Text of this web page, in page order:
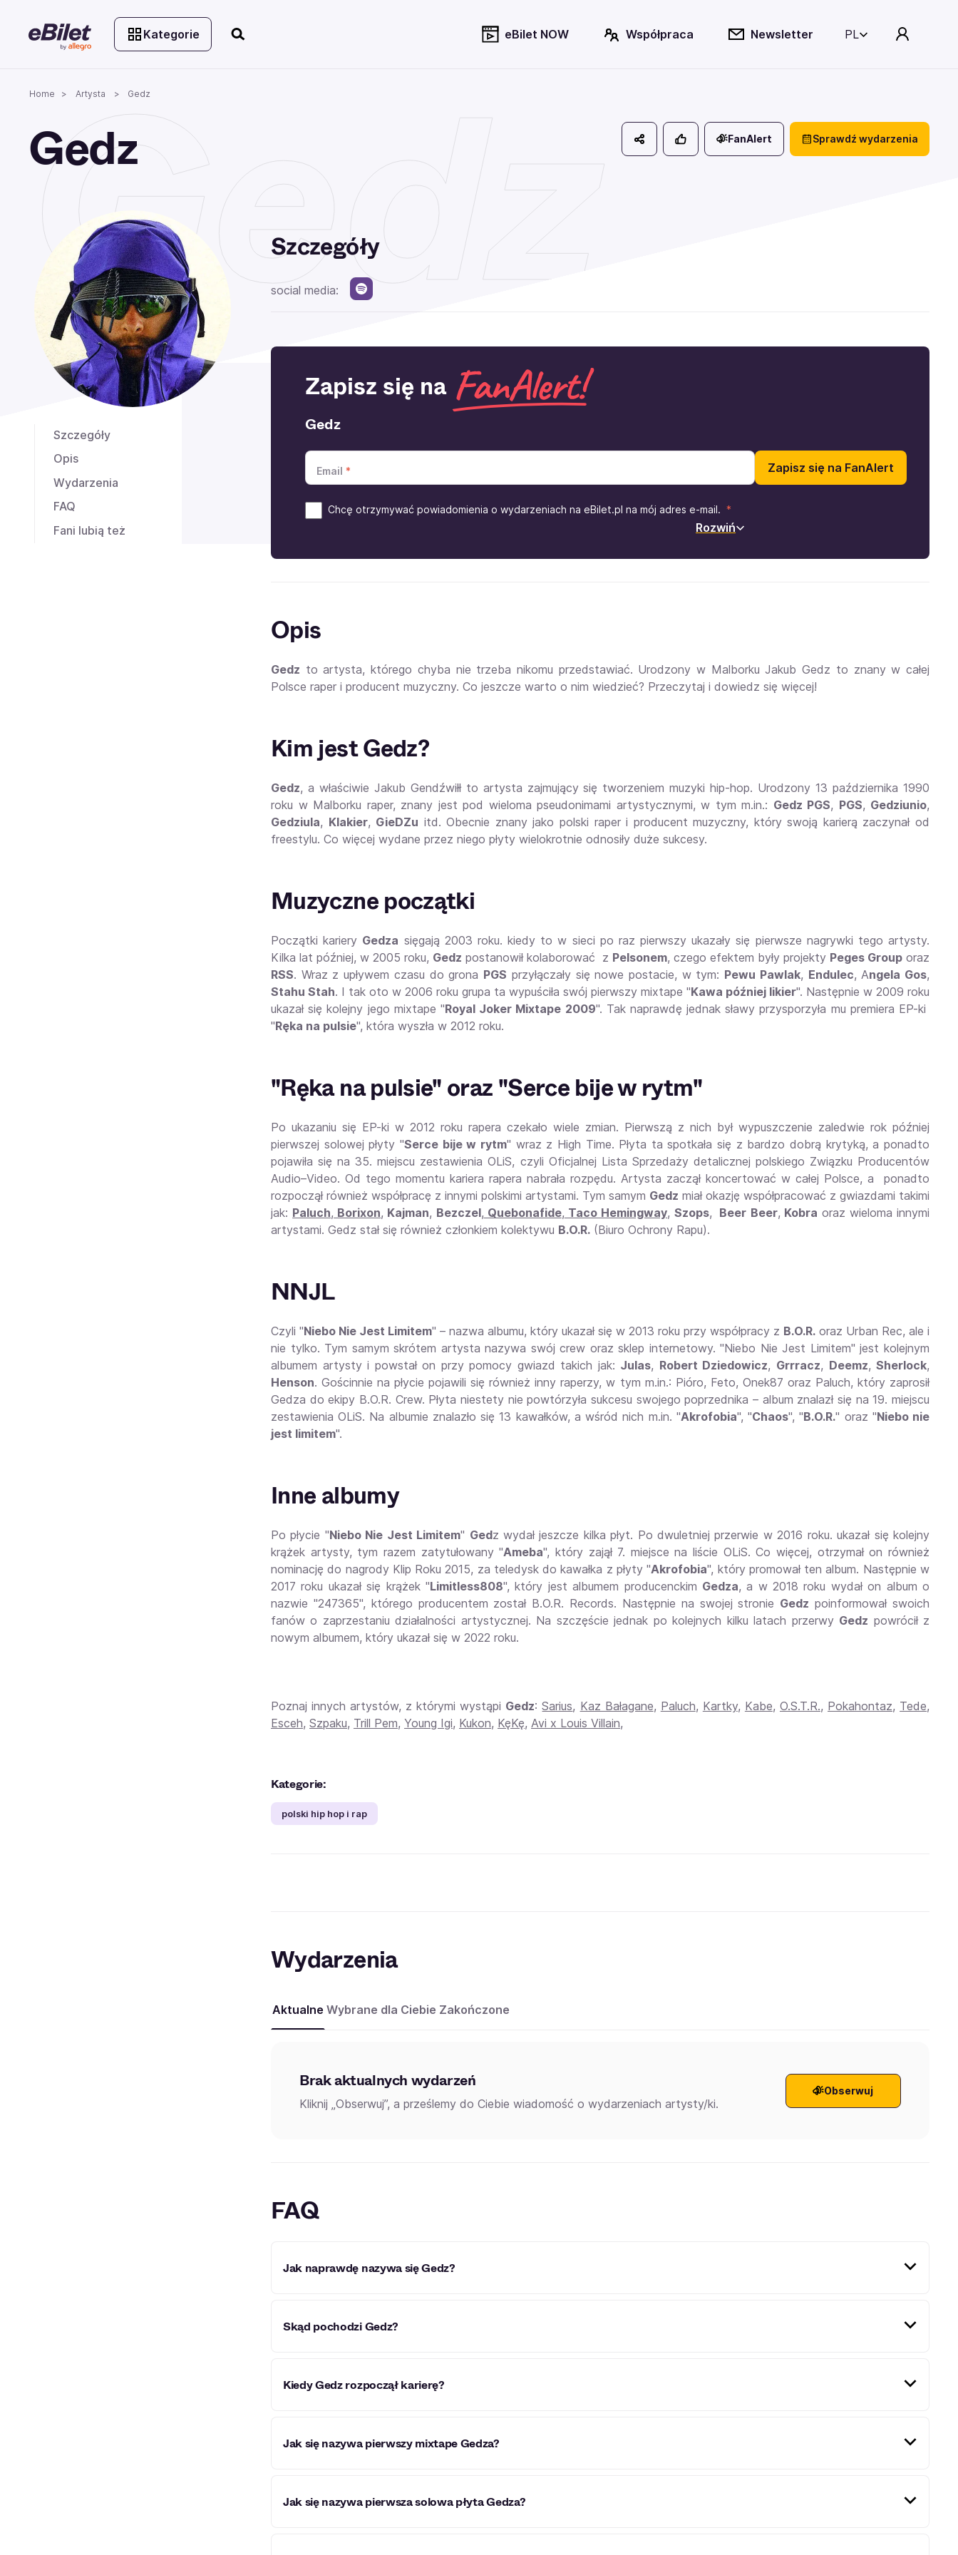
Kategorie eBilet NOW Współpraca Newsletter PL
Home Artysta Gedz
Gedz
Gedz FanAlert Sprawdź wydarzenia
Szczegóły
Opis
Wydarzenia
FAQ
Fani lubią też
Szczegóły
social media:
Zapisz się na
Gedz
Email Zapisz się na FanAlert
Chcę otrzymywać powiadomienia o wydarzeniach na eBilet.pl na mój adres e-mail.
Rozwiń
Opis
Gedz to artysta, którego chyba nie trzeba nikomu przedstawiać. Urodzony w Malborku Jakub Gedz to znany w całej
Polsce raper i producent muzyczny. Co jeszcze warto o nim wiedzieć? Przeczytaj i dowiedz się więcej!
Kim jest Gedz?
Gedz, a właściwie Jakub Gendźwiłł to artysta zajmujący się tworzeniem muzyki hip-hop. Urodzony 13 października 1990
roku w Malborku raper, znany jest pod wieloma pseudonimami artystycznymi, w tym m.in.: Gedz PGS, PGS, Gedziunio,
Gedziula, Klakier, GieDZu itd. Obecnie znany jako polski raper i producent muzyczny, który swoją karierą zaczynał od
freestylu. Co więcej wydane przez niego płyty wielokrotnie odnosiły duże sukcesy.
Muzyczne początki
Początki kariery Gedza sięgają 2003 roku. kiedy to w sieci po raz pierwszy ukazały się pierwsze nagrywki tego artysty.
Kilka lat później, w 2005 roku, Gedz postanowił kolaborować z Pelsonem, czego efektem były projekty Peges Group oraz
RSS. Wraz z upływem czasu do grona PGS przyłączały się nowe postacie, w tym: Pewu Pawlak, Endulec, Angela Gos,
Stahu Stah. I tak oto w 2006 roku grupa ta wypuściła swój pierwszy mixtape "Kawa później likier". Następnie w 2009 roku
ukazał się kolejny jego mixtape "Royal Joker Mixtape 2009". Tak naprawdę jednak sławy przysporzyła mu premiera EP-ki
"Ręka na pulsie", która wyszła w 2012 roku.
"Ręka na pulsie" oraz "Serce bije w rytm"
Po ukazaniu się EP-ki w 2012 roku rapera czekało wiele zmian. Pierwszą z nich był wypuszczenie zaledwie rok później
pierwszej solowej płyty "Serce bije w rytm" wraz z High Time. Płyta ta spotkała się z bardzo dobrą krytyką, a ponadto
pojawiła się na 35. miejscu zestawienia OLiS, czyli Oficjalnej Lista Sprzedaży detalicznej polskiego Związku Producentów
Audio–Video. Od tego momentu kariera rapera nabrała rozpędu. Artysta zaczął koncertować w całej Polsce, a ponadto
rozpoczął również współpracę z innymi polskimi artystami. Tym samym Gedz miał okazję współpracować z gwiazdami takimi
jak: Paluch, Borixon, Kajman, Bezczel,Quebonafide,Taco Hemingway,Szops, Beer Beer,Kobra oraz wieloma innymi
artystami. Gedz stał się również członkiem kolektywu B.O.R. (Biuro Ochrony Rapu).
NNJL
Czyli "Niebo Nie Jest Limitem" – nazwa albumu, który ukazał się w 2013 roku przy współpracy z B.O.R. oraz Urban Rec, ale i
nie tylko. Tym samym skrótem artysta nazywa swój crew oraz sklep internetowy. "Niebo Nie Jest Limitem" jest kolejnym
albumem artysty i powstał on przy pomocy gwiazd takich jak: Julas, Robert Dziedowicz, Grrracz, Deemz,Sherlock,
Henson. Gościnnie na płycie pojawili się również inny raperzy, w tym m.in.: Pióro, Feto, Onek87 oraz Paluch, który zaprosił
Gedza do ekipy B.O.R. Crew. Płyta niestety nie powtórzyła sukcesu swojego poprzednika – album znalazł się na 19. miejscu
zestawienia OLiS. Na albumie znalazło się 13 kawałków, a wśród nich m.in. "Akrofobia", "Chaos", "B.O.R." oraz "Niebo nie
jest limitem".
Inne albumy
Po płycie "Niebo Nie Jest Limitem" Gedz wydał jeszcze kilka płyt. Po dwuletniej przerwie w 2016 roku. ukazał się kolejny
krążek artysty, tym razem zatytułowany "Ameba", który zajął 7. miejsce na liście OLiS. Co więcej, otrzymał on również
nominację do nagrody Klip Roku 2015, za teledysk do kawałka z płyty "Akrofobia", który promował ten album. Następnie w
2017 roku ukazał się krążek "Limitless808", który jest albumem producenckim Gedza, a w 2018 roku wydał on album o
nazwie "247365", którego producentem został B.O.R. Records. Następnie na swojej stronie Gedz poinformował swoich
fanów o zaprzestaniu działalności artystycznej. Na szczęście jednak po kolejnych kilku latach przerwy Gedz powrócił z
nowym albumem, który ukazał się w 2022 roku.
Poznaj innych artystów, z którymi wystąpi Gedz:Sarius, Kaz Bałagane, Paluch, Kartky, Kabe, O.S.T.R., Pokahontaz, Tede,
Esceh, Szpaku, Trill Pem, Young Igi, Kukon, KęKę, Avi x Louis Villain,
Kategorie:
polski hip hop i rap
Wydarzenia
Aktualne Wybrane dla Ciebie Zakończone
Brak aktualnych wydarzeń
Kliknij „Obserwuj”, a prześlemy do Ciebie wiadomość o wydarzeniach artysty/ki.
Obserwuj
FAQ
Jak naprawdę nazywa się Gedz?
Skąd pochodzi Gedz?
Kiedy Gedz rozpoczął karierę?
Jak się nazywa pierwszy mixtape Gedza?
Jak się nazywa pierwsza solowa płyta Gedza?